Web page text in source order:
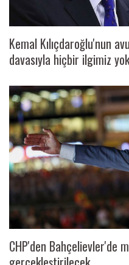
Kemal Kılıçdaroğlu'nun
davasıyla hiçbir ilgimiz yok
CHP'den Bahçelievler'de